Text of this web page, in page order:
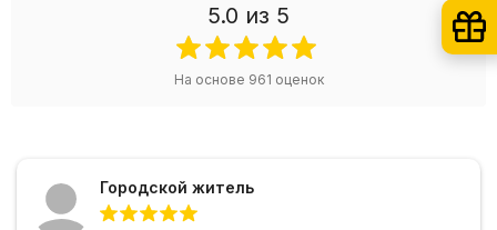
5.0 из 5
На основе 961 оценок
Городской житель